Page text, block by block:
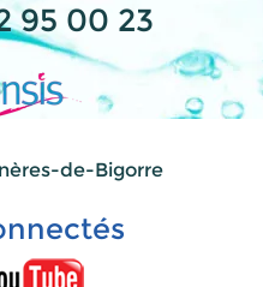
95 00 23
de-Bigorre